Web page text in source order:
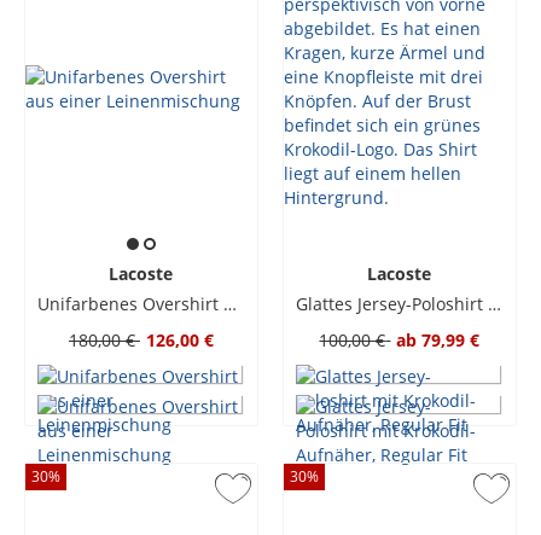
Lacoste
Unifarbenes Overshirt aus einer Leinenmischung
180,00 € 126,00 €
Lacoste
Glattes Jersey-Poloshirt mit Krokodil-Aufnäher, Regular Fit
100,00 € ab 79,99 €
30% 30%